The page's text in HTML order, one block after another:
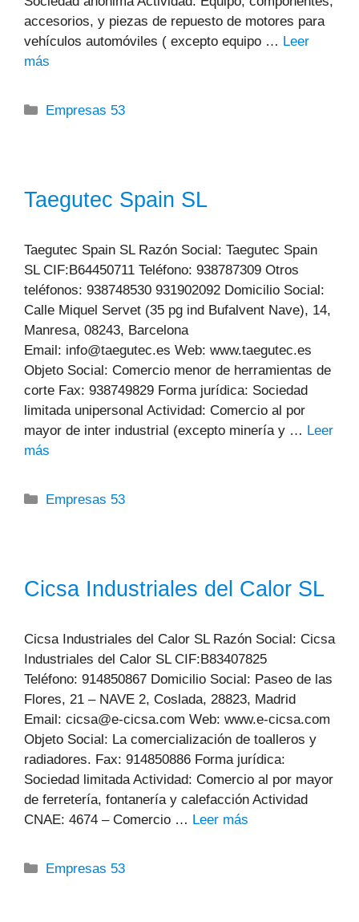
accesorios, y piezas de repuesto de motores para
vehículos automóviles ( excepto equipo … Leer
más
Categorías
Empresas 53
Taegutec Spain SL
Taegutec Spain SL Razón Social: Taegutec Spain
SL CIF:B64450711 Teléfono: 938787309 Otros
teléfonos: 938748530 931902092 Domicilio Social:
Calle Miquel Servet (35 pg ind Bufalvent Nave), 14,
Manresa, 08243, Barcelona
Email: info@taegutec.es Web: www.taegutec.es
Objeto Social: Comercio menor de herramientas de
corte Fax: 938749829 Forma jurídica: Sociedad
limitada unipersonal Actividad: Comercio al por
mayor de inter industrial (excepto minería y … Leer
más
Categorías
Empresas 53
Cicsa Industriales del Calor SL
Cicsa Industriales del Calor SL Razón Social: Cicsa
Industriales del Calor SL CIF:B83407825
Teléfono: 914850867 Domicilio Social: Paseo de las
Flores, 21 – NAVE 2, Coslada, 28823, Madrid
Email: cicsa@e-cicsa.com Web: www.e-cicsa.com
Objeto Social: La comercialización de toalleros y
radiadores. Fax: 914850886 Forma jurídica:
Sociedad limitada Actividad: Comercio al por mayor
de ferretería, fontanería y calefacción Actividad
CNAE: 4674 – Comercio … Leer más
Categorías
Empresas 53